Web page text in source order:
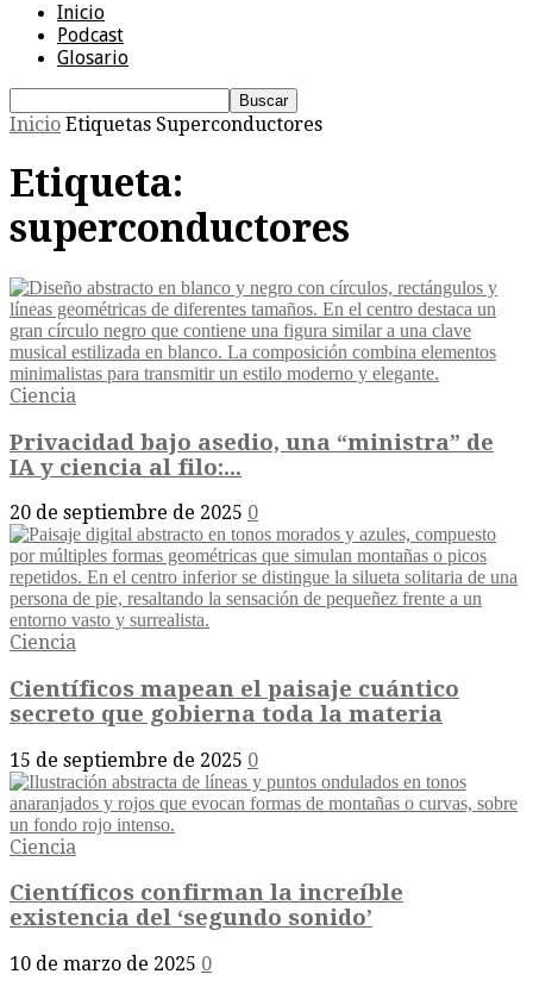
Inicio
Podcast
Glosario
Inicio Etiquetas Superconductores
Etiqueta:
superconductores
Ciencia
Privacidad bajo asedio, una “ministra” de
IA y ciencia al filo:...
20 de septiembre de 2025 0
Ciencia
Científicos mapean el paisaje cuántico
secreto que gobierna toda la materia
15 de septiembre de 2025 0
Ciencia
Científicos confirman la increíble
existencia del ‘segundo sonido’
10 de marzo de 2025 0